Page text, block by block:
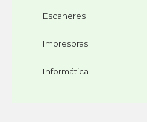
Escaneres
Impresoras
Informática